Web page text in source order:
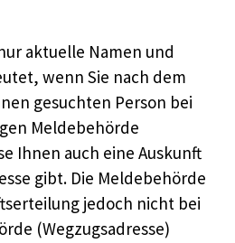
aktuelle Namen und
wenn Sie nach dem
gesuchten Person bei
Meldebehörde
Ihnen auch eine Auskunft
gibt. Die Meldebehörde
jedoch nicht bei
(Wegzugsadresse)